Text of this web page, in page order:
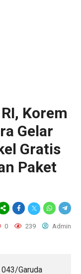
Korem
Gelar
Gratis
Paket
0 239 Admin
Garuda